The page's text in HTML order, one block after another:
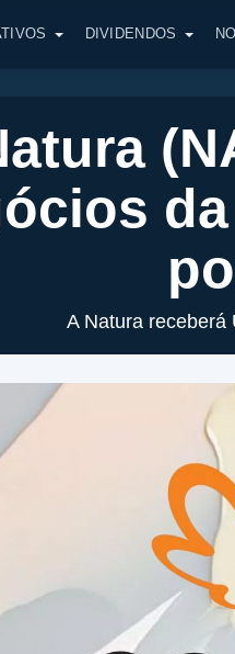
DIVIDENDOS
A Natura receberá